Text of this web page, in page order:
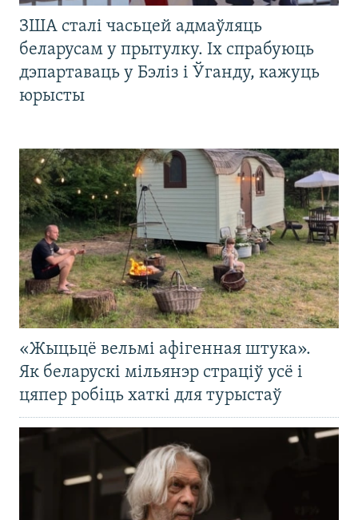
ЗША сталі часьцей адмаўляць
беларусам у прытулку. Іх спрабуюць
дэпартаваць у Бэліз і Ўганду, кажуць
юрысты
«Жыцьцё вельмі афігенная штука».
Як беларускі мільянэр страціў усё і
цяпер робіць хаткі для турыстаў